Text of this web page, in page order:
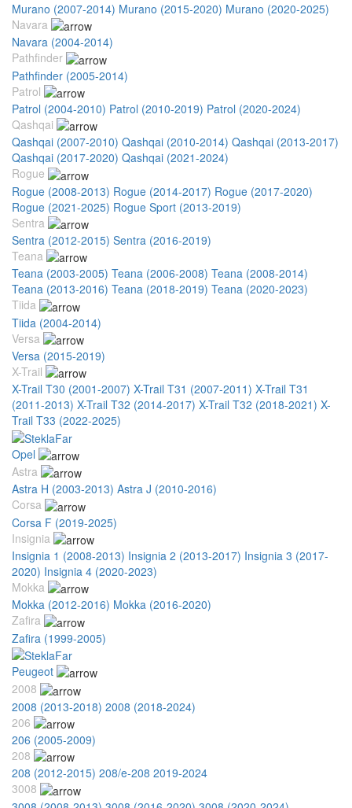
Murano (2007-2014) Murano (2015-2020) Murano (2020-2025)
Navara
Navara (2004-2014)
Pathfinder
Pathfinder (2005-2014)
Patrol
Patrol (2004-2010) Patrol (2010-2019) Patrol (2020-2024)
Qashqai
Qashqai (2007-2010) Qashqai (2010-2014) Qashqai (2013-2017)
Qashqai (2017-2020) Qashqai (2021-2024)
Rogue
Rogue (2008-2013) Rogue (2014-2017) Rogue (2017-2020)
Rogue (2021-2025) Rogue Sport (2013-2019)
Sentra
Sentra (2012-2015) Sentra (2016-2019)
Teana
Teana (2003-2005) Teana (2006-2008) Teana (2008-2014)
Teana (2013-2016) Teana (2018-2019) Teana (2020-2023)
Tiida
Tiida (2004-2014)
Versa
Versa (2015-2019)
X-Trail
X-Trail T30 (2001-2007) X-Trail T31 (2007-2011) X-Trail T31
(2011-2013) X-Trail T32 (2014-2017) X-Trail T32 (2018-2021) X-
Trail T33 (2022-2025)
Opel
Astra
Astra H (2003-2013) Astra J (2010-2016)
Corsa
Corsa F (2019-2025)
Insignia
Insignia 1 (2008-2013) Insignia 2 (2013-2017) Insignia 3 (2017-
2020) Insignia 4 (2020-2023)
Mokka
Mokka (2012-2016) Mokka (2016-2020)
Zafira
Zafira (1999-2005)
Peugeot
2008
2008 (2013-2018) 2008 (2018-2024)
206
206 (2005-2009)
208
208 (2012-2015) 208/e-208 2019-2024
3008